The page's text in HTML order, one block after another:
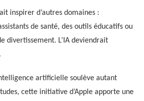
inspirer d’autres domaines :
de santé, des outils éducatifs ou
divertissement. L’IA deviendrait
artificielle soulève autant
cette initiative d’Apple apporte une